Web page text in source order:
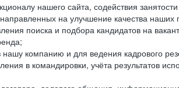
нашего сайта, содействия
на улучшение качества наших
поиска и подбора кандидатов на
компанию и для ведения кадрового
в командировки, учёта результатов